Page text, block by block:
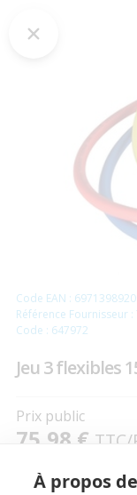
Code EAN :
Référence Fournisseur :
Code : 647972
Jeu 3 flexibles
Prix public
75,98 € TTC/
À propos